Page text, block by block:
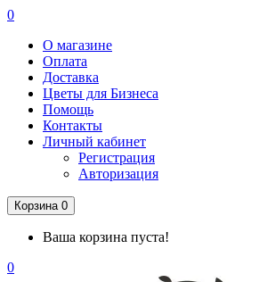
0
О магазине
Оплата
Доставка
Цветы для Бизнеса
Помощь
Контакты
Личный кабинет
Регистрация
Авторизация
Корзина 0
Ваша корзина пуста!
0